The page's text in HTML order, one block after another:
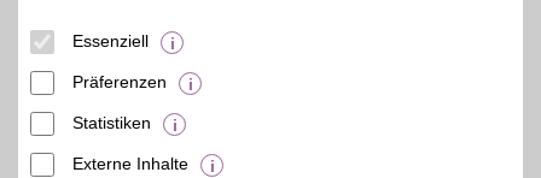
Essenziell
Präferenzen
Statistiken
Externe Inhalte